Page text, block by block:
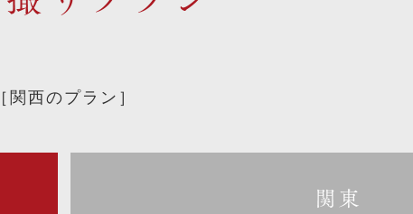
［関西のプラン］